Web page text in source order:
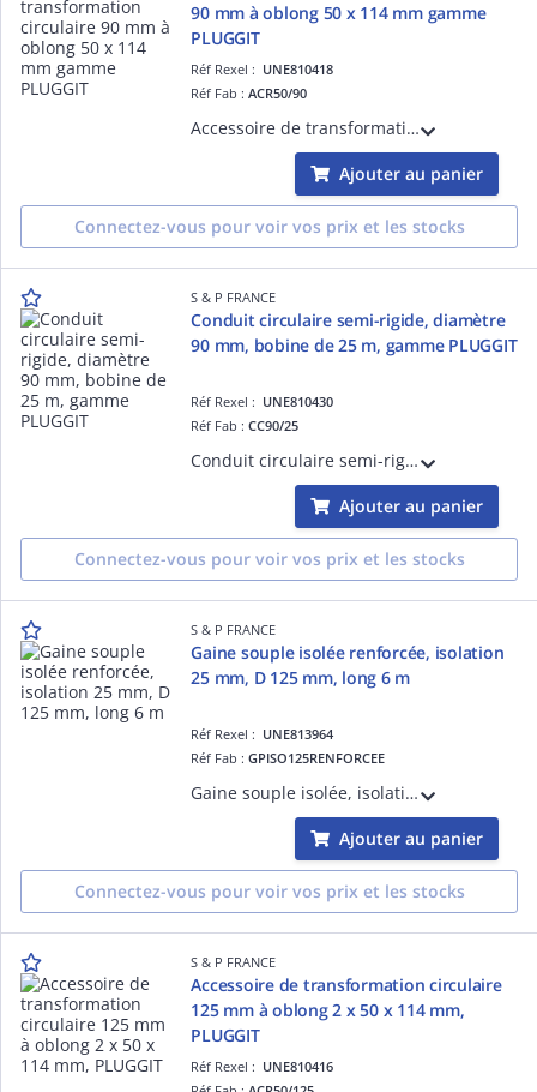
90 mm à oblong 50 x 114 mm gamme
PLUGGIT
Réf Rexel : UNE810418
Réf Fab :ACR50/90
Accessoire de transformation circulaire à oblong. Permet le raccordement du réseau PLUGGIT au piquage d'une VMC (simple ou double-flux) de diamètre 90 mm à oblong 50x114 mm.
Ajouter au panier
Connectez-vous pour voir vos prix et les stocks
S & P FRANCE
Conduit circulaire semi-rigide, diamètre
90 mm, bobine de 25 m, gamme PLUGGIT
Réf Rexel : UNE810430
Réf Fab :CC90/25
Conduit circulaire semi-rigide en polypropylène, diamètre 90 mm, bobine de 25 m, gamme PLUGGIT
Ajouter au panier
Connectez-vous pour voir vos prix et les stocks
S & P FRANCE
Gaine souple isolée renforcée, isolation
25 mm, D 125 mm, long 6 m
Réf Rexel : UNE813964
Réf Fab :GPISO125RENFORCEE
Gaine souple isolée, isolation 25 mm, anti-écrasement et arrachement, D 125 mm, long 6 m, spéciale RE2020
Ajouter au panier
Connectez-vous pour voir vos prix et les stocks
S & P FRANCE
Accessoire de transformation circulaire
125 mm à oblong 2 x 50 x 114 mm,
PLUGGIT
Réf Rexel : UNE810416